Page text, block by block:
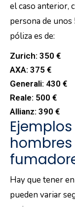
el caso anterior,
persona de
póliza es de:
Zurich: 350 €
AXA: 375 €
Generali: 430 €
Reale: 500 €
Allianz: 390 €
Hay que tener
pueden variar